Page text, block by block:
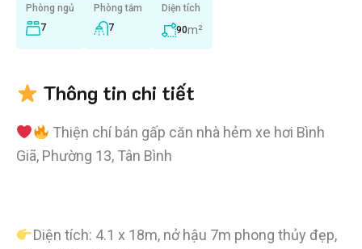
Phòng ngủ
7
Phòng tắm
7
Diện tích
90m²
Thông tin chi tiết
Thiện chí bán gấp căn nhà hẻm xe hơi Bình
Giã, Phường 13, Tân Bình
Diện tích: 4.1 x 18m, nở hậu 7m phong thủy đẹp,